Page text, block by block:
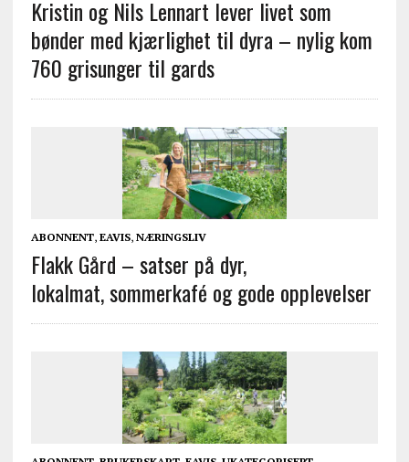
Kristin og Nils Lennart lever livet som
bønder med kjærlighet til dyra – nylig kom
760 grisunger til gards
ABONNENT, EAVIS, NÆRINGSLIV
Flakk Gård – satser på dyr,
lokalmat, sommerkafé og gode opplevelser